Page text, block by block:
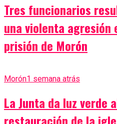
Tres funcionarios
una violenta
prisión de Morón
Morón1 semana atrás
La Junta da luz verde